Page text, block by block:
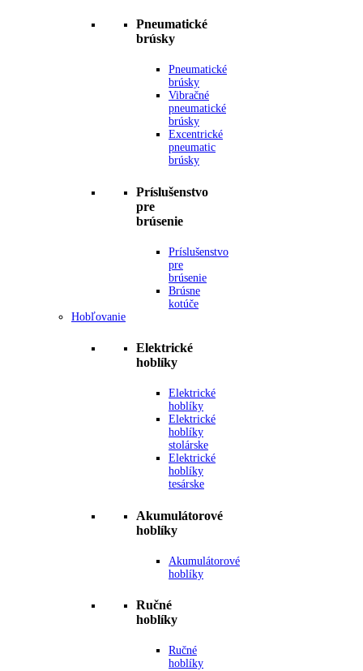
Pneumatické
brúsky
Pneumatické
brúsky
Vibračné
pneumatické
brúsky
Excentrické
pneumatic
brúsky
Príslušenstvo
pre
brúsenie
Príslušenstvo
pre
brúsenie
Brúsne
kotúče
Hobľovanie
Elektrické
hoblíky
Elektrické
hoblíky
Elektrické
hoblíky
stolárske
Elektrické
hoblíky
tesárske
Akumulátorové
hoblíky
Akumulátorové
hoblíky
Ručné
hoblíky
Ručné
hoblíky